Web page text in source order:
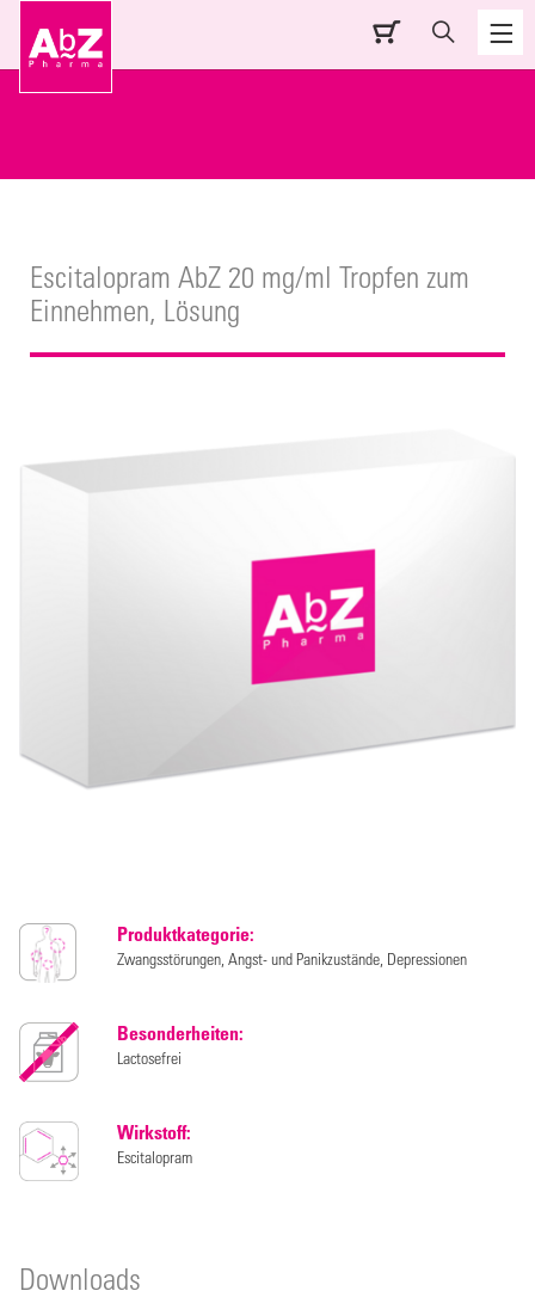
Escitalopram AbZ 20 mg/ml Tropfen zum
Einnehmen, Lösung
Produktkategorie:
Zwangsstörungen, Angst- und Panikzustände, Depressionen
Besonderheiten:
Lactosefrei
Wirkstoff:
Escitalopram
Downloads